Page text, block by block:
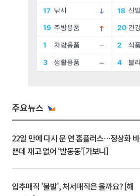
주요뉴스
22일 만에 다시 문 연 홈플러스…정상화 바
쁜데 재고 없어 ‘발동동’[가보니]
입추매직 '불발', 처서매직은 올까요? [해